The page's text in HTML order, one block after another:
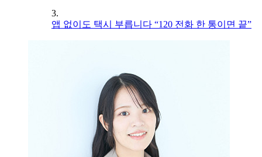
3.
앱 없이도 택시 부릅니다 “120 전화 한 통이면 끝”